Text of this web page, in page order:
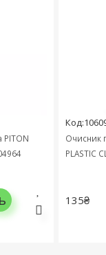
PITON
Очисник
PLASTIC
135₴